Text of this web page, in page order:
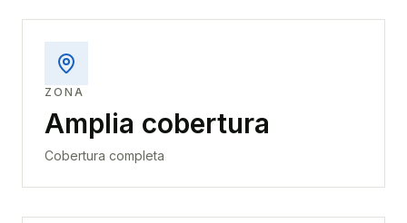
ZONA
Amplia cobertura
Cobertura completa